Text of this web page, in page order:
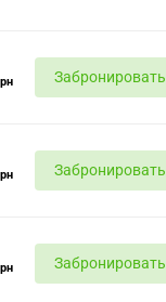
Забронировать
Забронировать
Забронировать